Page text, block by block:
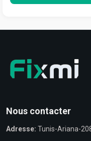
Nous contacter
Adresse: Tunis-Ariana-